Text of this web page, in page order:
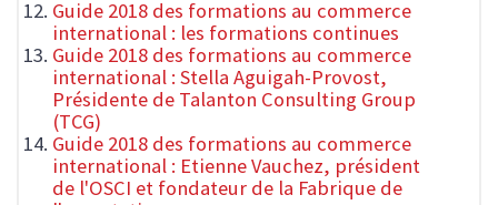
Guide 2018 des formations au commerce
international : les formations continues
Guide 2018 des formations au commerce
international : Stella Aguigah-Provost,
Présidente de Talanton Consulting Group
(TCG)
Guide 2018 des formations au commerce
international : Etienne Vauchez, président
de l'OSCI et fondateur de la Fabrique de